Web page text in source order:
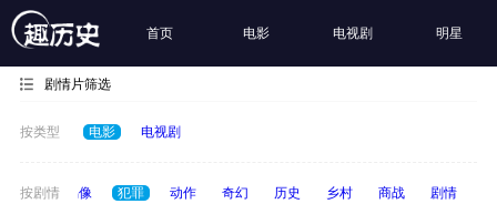
首页 电影 电视剧 明星
剧情片筛选
按类型 电影 电视剧
按剧情青春偶像 犯罪 动作 奇幻 历史 乡村 商战 剧情